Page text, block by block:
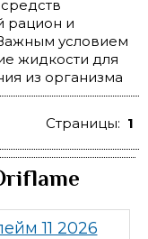
рацион и
условием
жидкости для
из организма
Страницы: 1
11 2026